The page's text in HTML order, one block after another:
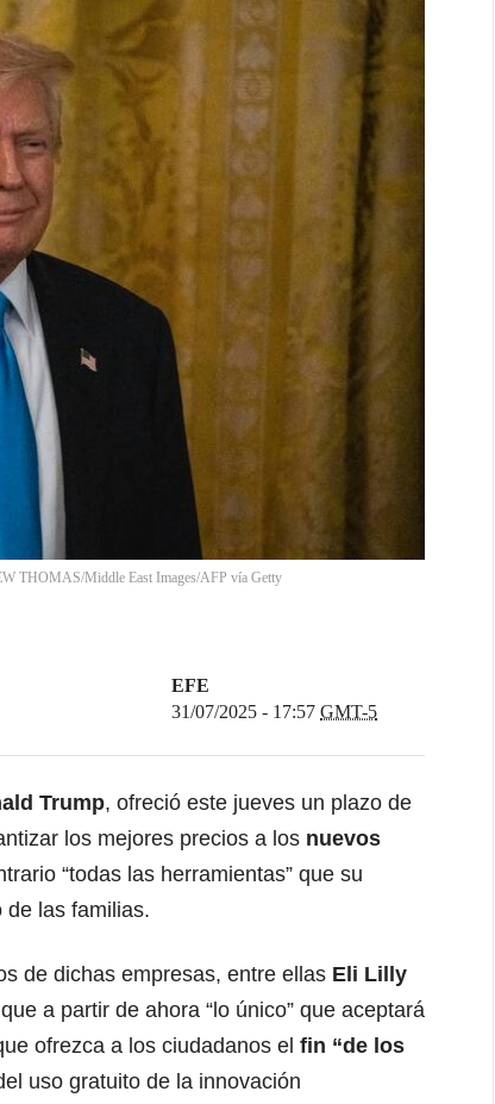
THOMAS/Middle East Images/AFP vía Getty
EFE
31/07/2025 - 17:57 GMT-5
Trump, ofreció este jueves un plazo de
los mejores precios a los nuevos
“todas las herramientas” que su
de las familias.
de dichas empresas, entre ellas Eli Lilly
a partir de ahora “lo único” que aceptará
ofrezca a los ciudadanos el fin “de los
uso gratuito de la innovación